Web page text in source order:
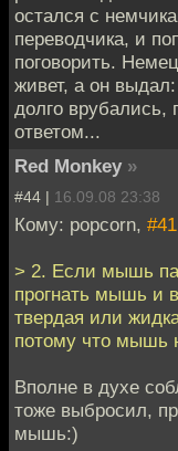
остался с
переводчика, и
поговорить.
живет, а он
долго врубались,
ответом...
Red Monkey »
#44 | 16.09.08 23:38
Кому: popcorn, #41
> 2. Если мышь
прогнать мышь и
твердая или
потому что мышь
Вполне в духе
тоже выбросил,
мышь:)